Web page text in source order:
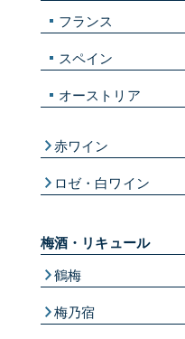
フランス
スペイン
オーストリア
赤ワイン
ロゼ・白ワイン
梅酒・リキュール
鶴梅
梅乃宿